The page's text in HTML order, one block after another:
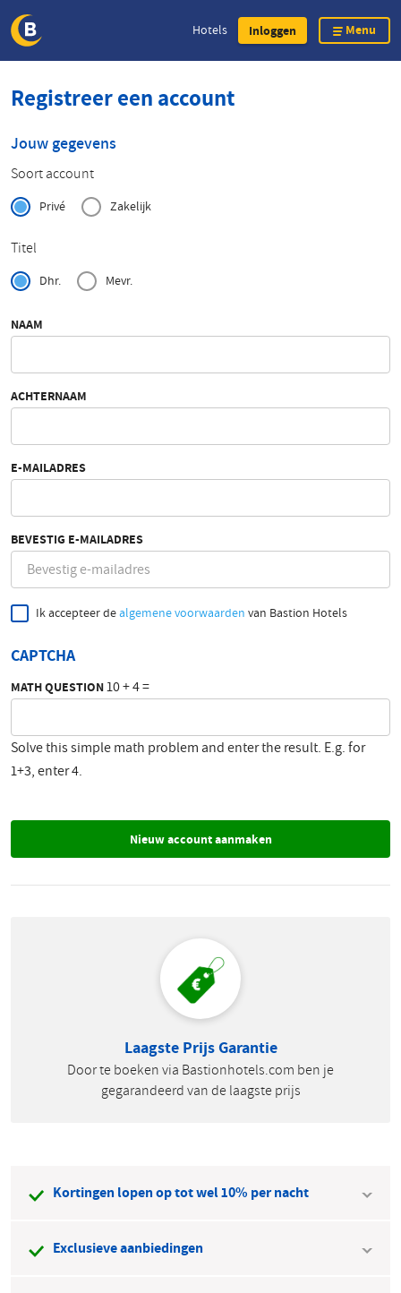
en
de
inhoud
Hotels Inloggen Menu
Registreer een account
Jouw gegevens
Soort account
Privé Zakelijk
Titel
Dhr. Mevr.
NAAM
ACHTERNAAM
E-MAILADRES
BEVESTIG E-MAILADRES
Ik accepteer dealgemene voorwaarden van Bastion Hotels
CAPTCHA
MATH QUESTION10 + 4 =
Solve this simple math problem and enter the result. E.g. for
1+3, enter 4.
Laagste Prijs Garantie
Door te boeken via Bastionhotels.com ben je
gegarandeerd van de laagste prijs
Kortingen lopen op tot wel 10% per nacht
Exclusieve aanbiedingen